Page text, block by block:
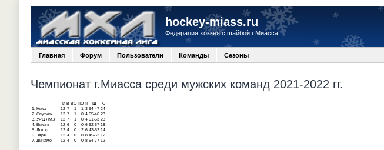
hockey-miass.ru
Федерация хоккея с шайбой г.Миасса
Главная Форум Пользователи Команды Сезоны
Чемпионат г.Миасса среди мужских команд 2021-2022 гг.
И В ВО ПО П
О
1.
Ника 12 7 1 1 3 64-47 24
2. Спутник 12 7 1 0 4 65-46 23
3. УРЦ ЯМЗ 12 7 1 0 4 61-53 23
4.
Викинг 12 6 0 0 6 62-67 18
5. Лотор 12 4 0 2 6 43-52 14
6. Заря 12 4 0 0 8 45-52 12
7.
Динамо 12 4 0 0 8 54-77 12